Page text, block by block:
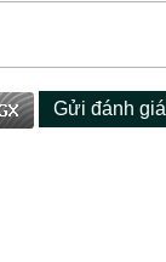
Gửi đánh giá